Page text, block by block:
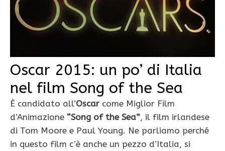
Oscar 2015: un po’ di Italia
nel film Song of the Sea
È candidato all’Oscar come Miglior Film
d’Animazione “Song of the Sea”, il film irlandese
di Tom Moore e Paul Young. Ne parliamo perché
in questo film c’è anche un pezzo d’Italia, si